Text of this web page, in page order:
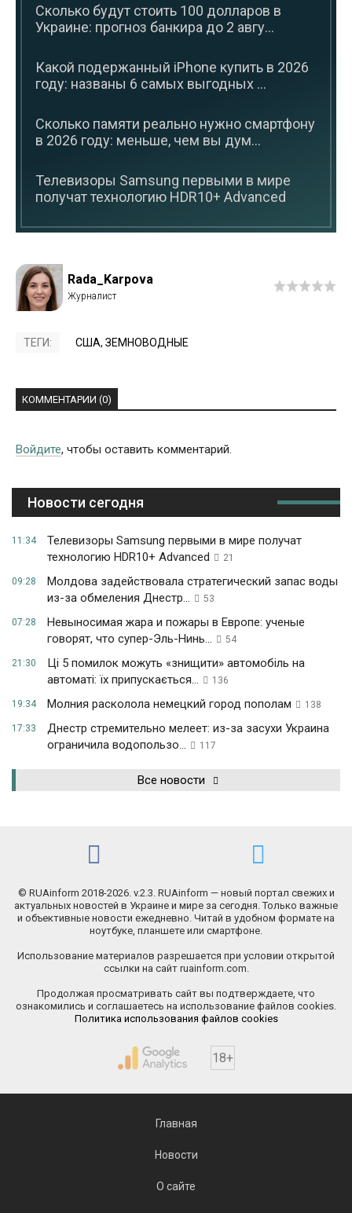
Сколько будут стоить 100 долларов в
Украине: прогноз банкира до 2 авгу...
Какой подержанный iPhone купить в 2026
году: названы 6 самых выгодных ...
Сколько памяти реально нужно смартфону
в 2026 году: меньше, чем вы дум...
Телевизоры Samsung первыми в мире
получат технологию HDR10+ Advanced
Rada_Karpova
ТЕГИ: США, ЗЕМНОВОДНЫЕ
КОММЕНТАРИИ (0)
Войдите, чтобы оставить комментарий.
Новости сегодня
11:34
Телевизоры Samsung первыми в мире получат
технологию HDR10+ Advanced
21
09:28
Молдова задействовала стратегический запас воды
из-за обмеления Днестр...
53
07:28
Невыносимая жара и пожары в Европе: ученые
говорят, что супер-Эль-Нинь...
54
21:30
Ці 5 помилок можуть «знищити» автомобіль на
автоматі: їх припускається...
136
19:34 Молния расколола немецкий город пополам 138
17:33
Днестр стремительно мелеет: из-за засухи Украина
ограничила водопользо...
117
Все новости
© RUAinform 2018-2026. v.2.3. RUAinform — новый портал свежих и
актуальных новостей в Украине и мире за сегодня. Только важные
и объективные новости ежедневно. Читай в удобном формате на
ноутбуке, планшете или смартфоне.
Использование материалов разрешается при условии открытой
ссылки на сайт ruainform.com.
Продолжая просматривать сайт вы подтверждаете, что
ознакомились и соглашаетесь на использование файлов cookies.
Политика использования файлов cookies
18+
Главная
Новости
О сайте